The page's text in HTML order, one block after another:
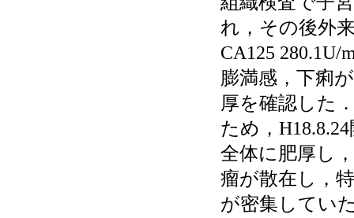
れ，その後外
CA125
膨満感，下痢
厚を確認した
ため，
全体に肥厚し
瘤が散在し，
が密集してい